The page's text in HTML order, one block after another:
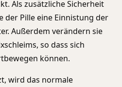
Als zusätzliche Sicherheit
der Pille eine Einnistung der
Außerdem verändern sie
so dass sich
können.
wird das normale